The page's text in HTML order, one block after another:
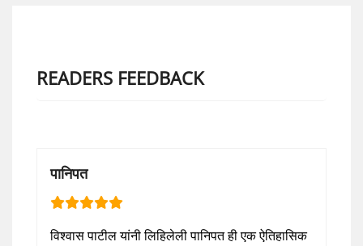
READERS FEEDBACK
पानिपत
विश्वास पाटील यांनी लिहिलेली पानिपत ही एक ऐतिहासिक